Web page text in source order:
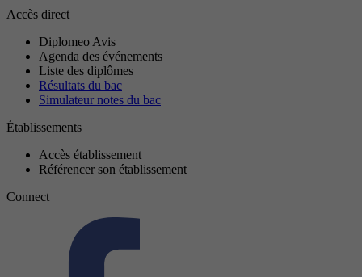
Accès direct
Diplomeo Avis
Agenda des événements
Liste des diplômes
Résultats du bac
Simulateur notes du bac
Établissements
Accès établissement
Référencer son établissement
Connect